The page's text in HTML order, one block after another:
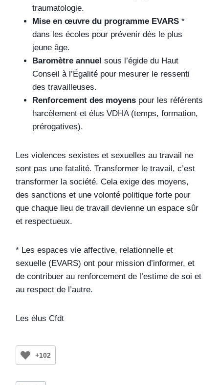
traumatologie.
Mise en œuvre du programme EVARS *
dans les écoles pour prévenir dès le plus
jeune âge.
Baromètre annuel sous l’égide du Haut
Conseil à l’Égalité pour mesurer le ressenti
des travailleuses.
Renforcement des moyens pour les référents
harcèlement et élus VDHA (temps, formation,
prérogatives).
Les violences sexistes et sexuelles au travail ne
sont pas une fatalité. Transformer le travail, c’est
transformer la société. Cela exige des moyens,
des sanctions et une volonté politique forte pour
que chaque lieu de travail devienne un espace sûr
et respectueux.
* Les espaces vie affective, relationnelle et
sexuelle (EVARS) ont pour mission d’informer, et
de contribuer au renforcement de l’estime de soi et
au respect de l’autre.
Les élus Cfdt
+102